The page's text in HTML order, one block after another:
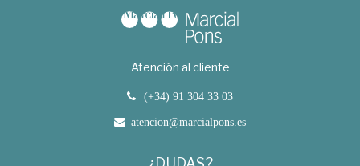
Atención al cliente
(+34) 91 304 33 03
atencion@marcialpons.es